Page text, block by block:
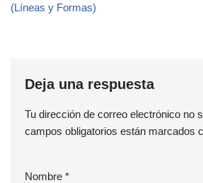
(Líneas y Formas)
Deja una respuesta
Tu dirección de correo electrónico no
campos obligatorios están marcados
Nombre *